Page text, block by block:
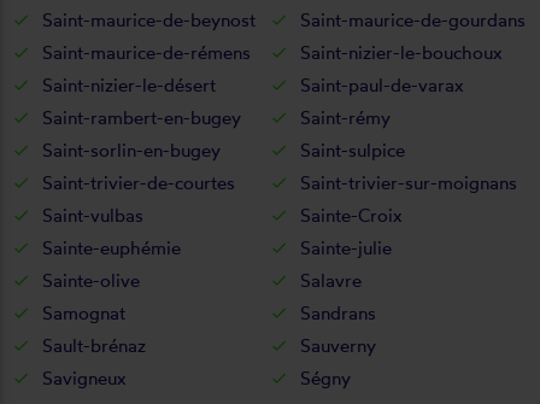
Saint-maurice-de-beynost
Saint-maurice-de-gourdans
Saint-maurice-de-rémens
Saint-nizier-le-bouchoux
Saint-nizier-le-désert
Saint-paul-de-varax
Saint-rambert-en-bugey
Saint-rémy
Saint-sorlin-en-bugey
Saint-sulpice
Saint-trivier-de-courtes
Saint-trivier-sur-moignans
Saint-vulbas
Sainte-Croix
Sainte-euphémie
Sainte-julie
Sainte-olive
Salavre
Samognat
Sandrans
Sault-brénaz
Sauverny
Savigneux
Ségny